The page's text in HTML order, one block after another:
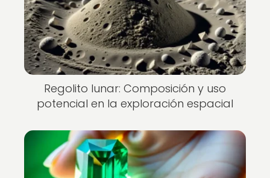
Regolito lunar: Composición y uso
potencial en la exploración espacial